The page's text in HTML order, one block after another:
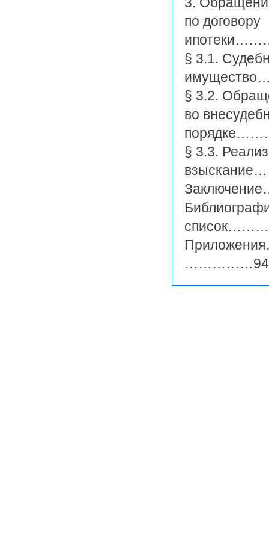
по договору
§ 3.1.
§ 3.2.
во
§ 3.3.
……………94